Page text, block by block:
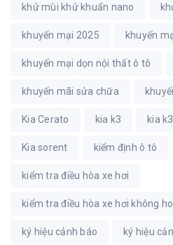
khử mùi khử khuẩn nano
khuyến mại 2025 khuyến
khuyến mại dọn nội thất ô tô
khuyến mãi sửa chữa
Kia Cerato kia k3 kia
Kia sorent kiểm định ô tô
kiểm tra điều hòa xe hơi
kiểm tra điều hòa xe hơi không
ký hiệu cảnh báo ký hiệu